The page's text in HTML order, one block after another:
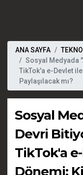
ANA SAYFA
Sosyal Medyada
TikTok'a e-Devlet
Paylaşılacak mı?
Sosyal
Devri
TikTok'a
Dönemi: